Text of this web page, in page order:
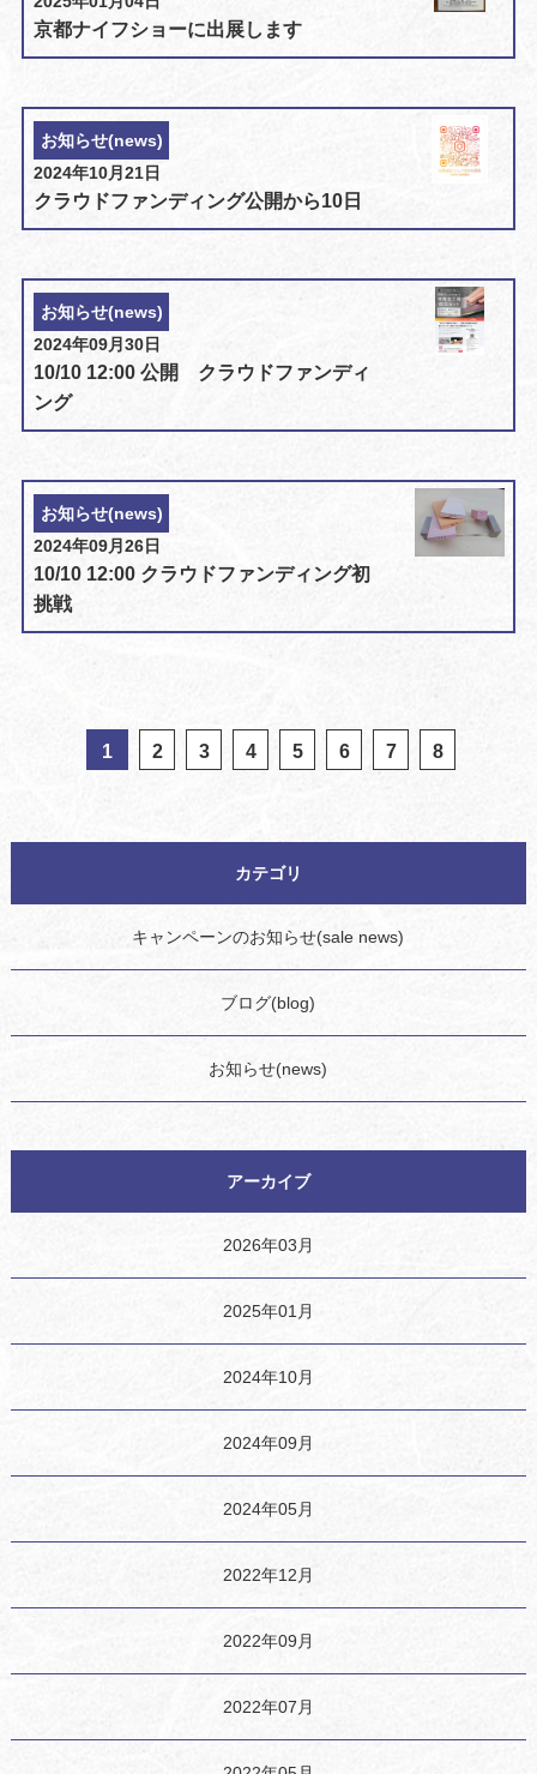
京都ナイフショーに出展します
お知らせ(news)
2024年10月21日
クラウドファンディング公開から10日
お知らせ(news)
2024年09月30日
10/10 12:00 公開 クラウドファンディ
ング
お知らせ(news)
2024年09月26日
10/10 12:00 クラウドファンディング初
挑戦
1 2 3 4 5 6 7 8
カテゴリ
キャンペーンのお知らせ(sale news)
ブログ(blog)
お知らせ(news)
アーカイブ
2026年03月
2025年01月
2024年10月
2024年09月
2024年05月
2022年12月
2022年09月
2022年07月